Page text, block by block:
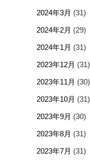
2024年3月 (31)
2024年2月 (29)
2024年1月 (31)
2023年12月 (31)
2023年11月 (30)
2023年10月 (31)
2023年9月 (30)
2023年8月 (31)
2023年7月 (31)